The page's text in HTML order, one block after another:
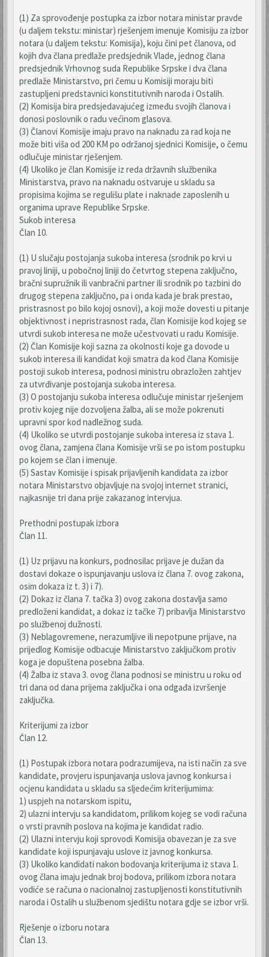
(1) Za sprovođenje postupka za izbor notara ministar pravde
(u daljem tekstu: ministar) rješenjem imenuje Komisiju za izbor
notara (u daljem tekstu: Komisija), koju čini pet članova, od
kojih dva člana predlaže predsjednik Vlade, jednog člana
predsjednik Vrhovnog suda Republike Srpske i dva člana
predlaže Ministarstvo, pri čemu u Komisiji moraju biti
zastupljeni predstavnici konstitutivnih naroda i Ostalih.
(2) Komisija bira predsjedavajućeg između svojih članova i
donosi poslovnik o radu većinom glasova.
(3) Članovi Komisije imaju pravo na naknadu za rad koja ne
može biti viša od 200 KM po održanoj sjednici Komisije, o čemu
odlučuje ministar rješenjem.
(4) Ukоlikо је člаn Kоmisiје iz rеdа držаvnih službеnikа
Мinistаrstvа, prаvо nа nаknаdu оstvаruје u sklаdu sа
prоpisimа kојimа sе rеgulišu plаtе i nаknаdе zаpоslеnih u
оrgаnimа uprаvе Rеpublikе Srpskе.
Sukob interesa
Član 10.
(1) U slučaju postojanja sukoba interesa (srodnik po krvi u
pravoj liniji, u pobočnoj liniji do četvrtog stepena zaključno,
bračni supružnik ili vanbračni partner ili srodnik po tazbini do
drugog stepena zaključno, pa i onda kada je brak prestao,
pristrasnost po bilo kojoj osnovi), a koji može dovesti u pitanje
objektivnost i nepristrasnost rada, član Komisije kod kojeg se
utvrdi sukob interesa ne može učestvovati u radu Komisije.
(2) Član Komisije koji sazna za okolnosti koje ga dovode u
sukob interesa ili kandidat koji smatra da kod člana Komisije
postoji sukob interesa, podnosi ministru obrazložen zahtjev
za utvrđivanje postojanja sukoba interesa.
(3) O postojanju sukoba interesa odlučuje ministar rješenjem
protiv kojeg nije dozvoljena žalba, ali se može pokrenuti
upravni spor kod nadležnog suda.
(4) Ukoliko se utvrdi postojanje sukoba interesa iz stava 1.
ovog člana, zamjena člana Komisije vrši se po istom postupku
po kojem se član i imenuje.
(5) Sastav Komisije i spisak prijavljenih kandidata za izbor
notara Ministarstvo objavljuje na svojoj internet stranici,
najkasnije tri dana prije zakazanog intervjua.
Prethodni postupak izbora
Član 11.
(1) Uz prijavu na konkurs, podnosilac prijave je dužan da
dostavi dokaze o ispunjavanju uslova iz člana 7. ovog zakona,
osim dokaza iz t. 3) i 7).
(2) Dokaz iz člana 7. tačka 3) ovog zakona dostavlja samo
predloženi kandidat, a dokaz iz tačke 7) pribavlja Ministarstvo
po službenoj dužnosti.
(3) Neblagovremene, nerazumljive ili nepotpune prijave, na
prijedlog Komisije odbacuje Ministarstvo zaključkom protiv
koga je dopuštena posebna žalba.
(4) Žalba iz stava 3. ovog člana podnosi se ministru u roku od
tri dana od dana prijema zaključka i ona odgađa izvršenje
zaključka.
Kriterijumi za izbor
Član 12.
(1) Postupak izbora notara podrazumijeva, na isti način za sve
kandidate, provjeru ispunjavanja uslova javnog konkursa i
ocjenu kandidata u skladu sa sljedećim kriterijumima:
1) uspjeh na notarskom ispitu,
2) ulazni intervju sa kandidatom, prilikom kojeg se vodi računa
o vrsti pravnih poslova na kojima je kandidat radio.
(2) Ulazni intervju koji sprovodi Komisija obavezan je za sve
kandidate koji ispunjavaju uslove iz javnog konkursa.
(3) Ukoliko kandidati nakon bodovanja kriterijuma iz stava 1.
ovog člana imaju jednak broj bodova, prilikom izbora notara
vodiće se računa o nacionalnoj zastupljenosti konstitutivnih
naroda i Ostalih u službenom sjedištu notara gdje se izbor vrši.
Rješenje o izboru notara
Član 13.